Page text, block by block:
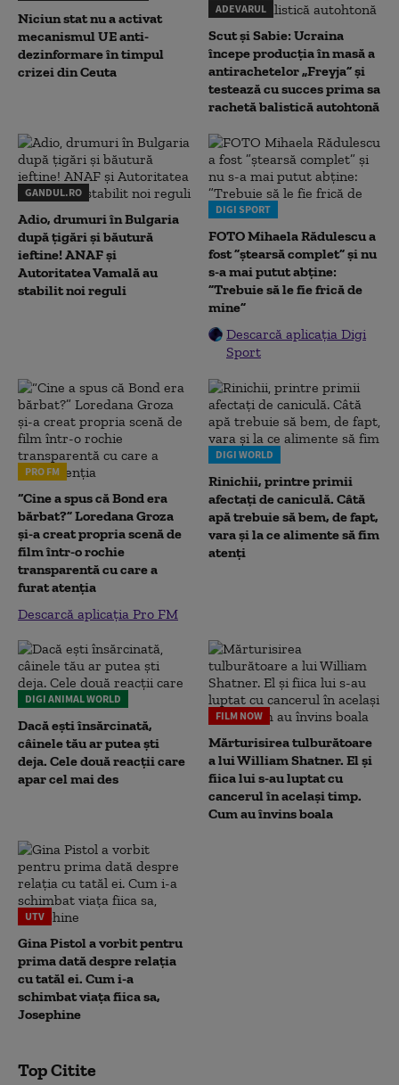
Niciun stat nu a activat
mecanismul UE anti-
dezinformare în timpul
crizei din Ceuta
ADEVARUL
Scut și Sabie: Ucraina
începe producția în masă a
antirachetelor „Freyja” și
testează cu succes prima sa
rachetă balistică autohtonă
GANDUL.RO
Adio, drumuri în Bulgaria
după țigări și băutură
ieftine! ANAF și
Autoritatea Vamală au
stabilit noi reguli
DIGI SPORT
FOTO Mihaela Rădulescu a
fost ”ștearsă complet” și nu
s-a mai putut abține:
”Trebuie să le fie frică de
mine”
Descarcă aplicația Digi
Sport
PRO FM
“Cine a spus că Bond era
bărbat?” Loredana Groza
și-a creat propria scenă de
film într-o rochie
transparentă cu care a
furat atenția
Descarcă aplicația Pro FM
DIGI WORLD
Rinichii, printre primii
afectați de caniculă. Câtă
apă trebuie să bem, de fapt,
vara și la ce alimente să fim
atenți
DIGI ANIMAL WORLD
Dacă ești însărcinată,
câinele tău ar putea ști
deja. Cele două reacții care
apar cel mai des
FILM NOW
Mărturisirea tulburătoare
a lui William Shatner. El și
fiica lui s-au luptat cu
cancerul în același timp.
Cum au învins boala
UTV
Gina Pistol a vorbit pentru
prima dată despre relația
cu tatăl ei. Cum i-a
schimbat viața fiica sa,
Josephine
Top Citite